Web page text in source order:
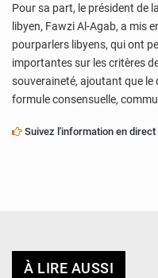
Pour sa part, le président de
libyen, Fawzi Al-Agab, a mis
pourparlers libyens, qui ont
importantes sur les critères
souveraineté, ajoutant que
formule consensuelle,
Suivez l'information en
À LIRE AUSSI